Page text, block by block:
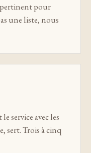
pertinent pour
une liste, nous
service avec les
sert. Trois à cinq